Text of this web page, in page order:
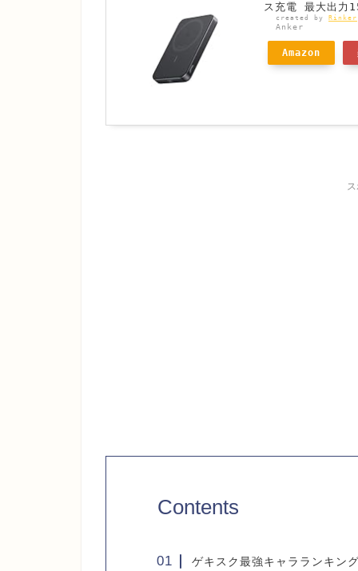
ス充電 最大出力
created by Rinker
Anker
Amazon
Contents
ゲキスク最強キャラランキン